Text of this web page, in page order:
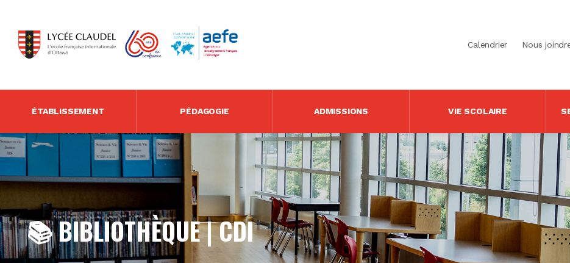
ÉTABLISSEMENT PÉDAGOGIE ADMISSIONS VIE SCOLAIRE
Calendrier Nous
📚 BIBLIOTHÈQUE | CDI